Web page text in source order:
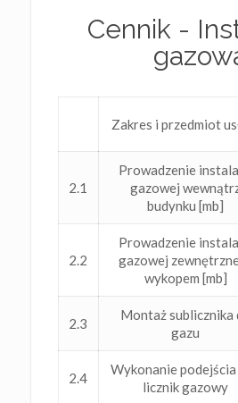
Cennik -
Zakres i przedmiot
2.1
Prowadzenie
gazowej
budynku [mb]
2.2
Prowadzenie
gazowej
wykopem [mb]
2.3
Montaż sublicznika
gazu
2.4
Wykonanie podejścia
licznik gazowy